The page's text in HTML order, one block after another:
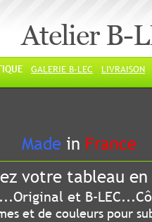
Atelier B-
GALERIE B-LEC LIVRAISON
in France
votre tableau
et B-
et de couleurs pour